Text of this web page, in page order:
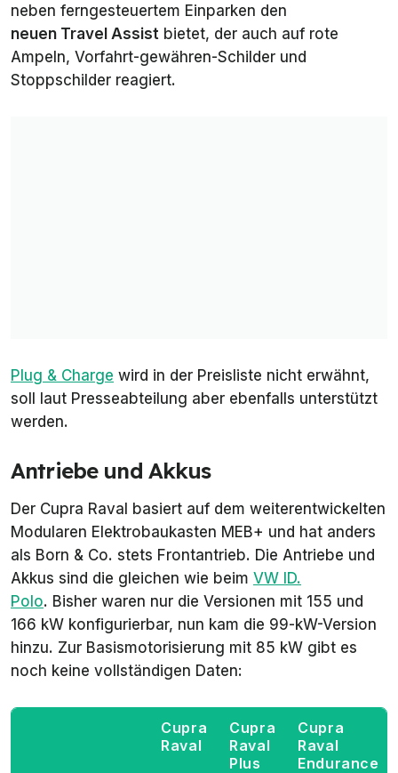
neben ferngesteuertem Einparken den
neuen Travel Assist bietet, der auch auf rote
Ampeln, Vorfahrt-gewähren-Schilder und
Stoppschilder reagiert.
Plug & Charge wird in der Preisliste nicht erwähnt,
soll laut Presseabteilung aber ebenfalls unterstützt
werden.
Antriebe und Akkus
Der Cupra Raval basiert auf dem weiterentwickelten
Modularen Elektrobaukasten MEB+ und hat anders
als Born & Co. stets Frontantrieb. Die Antriebe und
Akkus sind die gleichen wie beim VW ID.
Polo. Bisher waren nur die Versionen mit 155 und
166 kW konfigurierbar, nun kam die 99-kW-Version
hinzu. Zur Basismotorisierung mit 85 kW gibt es
noch keine vollständigen Daten:
Cupra
Raval
Cupra
Raval
Plus
Cupra
Raval
Endurance